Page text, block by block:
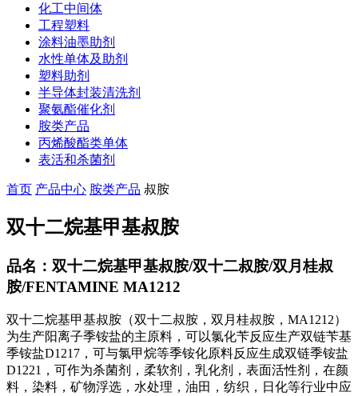
化工中间体
工程塑料
涂料油墨助剂
水性单体及助剂
塑料助剂
半导体封装清洗剂
聚氨酯催化剂
胺类产品
丙烯酸酯类单体
表活和杀菌剂
首页 产品中心 胺类产品 叔胺
双十二烷基甲基叔胺
品名：双十二烷基甲基叔胺/双十二叔胺/双月桂叔
胺/FENTAMINE MA1212
双十二烷基甲基叔胺（双十二叔胺，双月桂叔胺，MA1212）
为生产阳离子季铵盐的主原料，可以氯化苄反应生产双链苄基
季铵盐D1217，可与氯甲烷等季铵化原料反应生成双链季铵盐
D1221，可作为杀菌剂，柔软剂，乳化剂，表面活性剂，在颜
料，染料，矿物浮选，水处理，油田，纺织，日化等行业中应